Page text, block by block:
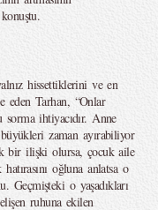
hissettiklerini ve en
eden Tarhan, “Onlar
ihtiyacıdır. Anne
zaman ayırabiliyor
bir ilişki olursa, çocuk aile
oğluna anlatsa o
Geçmişteki o yaşadıkları
ruhuna ekilen